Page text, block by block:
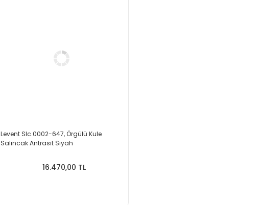
Levent Slc.0002-647, Örgülü Kule
Salıncak Antrasit Siyah
16.470,00 TL